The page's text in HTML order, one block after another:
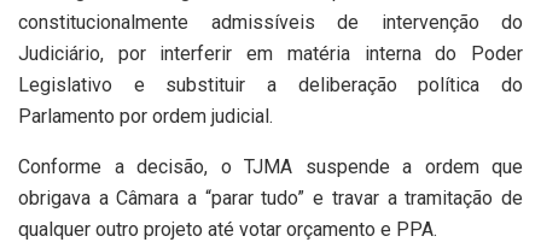
constitucionalmente admissíveis de intervenção do
Judiciário, por interferir em matéria interna do Poder
Legislativo e substituir a deliberação política do
Parlamento por ordem judicial.
Conforme a decisão, o TJMA suspende a ordem que
obrigava a Câmara a “parar tudo” e travar a tramitação de
qualquer outro projeto até votar orçamento e PPA.